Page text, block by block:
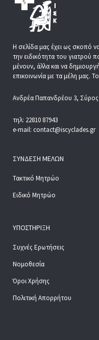
Η σελίδα μας έχει ως σκοπό
την ειδικότητα του γιατρού
μένουν, άλλα και να
επικοινωνία με τα μέλη μας.
Ανδρέα Παπανδρέου 3, Σύρος
τηλ: 22810 87943
e-mail: contact@iscyclades.gr
ΣΎΝΔΕΣΗ ΜΕΛΏΝ
Τακτικό Μητρώο
Ειδικό Μητρώο
ΥΠΟΣΤΉΡΙΞΗ
Συχνές Ερωτήσεις
Νομοθεσία
Όροι Χρήσης
Πολιτική Απορρήτου